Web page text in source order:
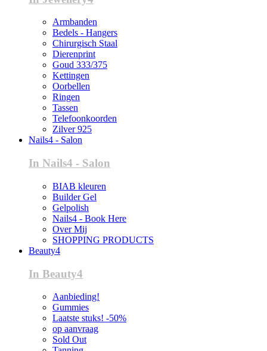
Armbanden
Bedels - Hangers
Chirurgisch Staal
Dierenprint
Goud 333/375
Kettingen
Oorbellen
Ringen
Tassen
Telefoonkoorden
Zilver 925
Nails4 - Salon
In Nails4 - Salon
BIAB kleuren
Builder Gel
Gelpolish
Nails4 - Book Here
Over Mij
SHOPPING PRODUCTS
Beauty4
In Beauty4
Aanbieding!
Gummies
Laatste stuks! -50%
op aanvraag
Sold Out